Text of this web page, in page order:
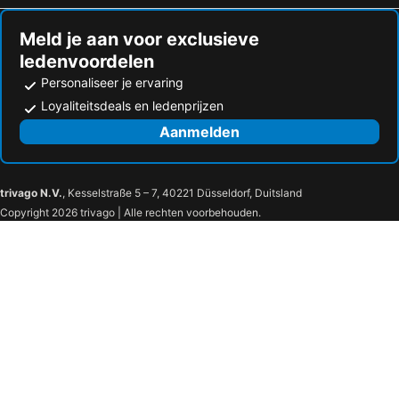
Meld je aan voor exclusieve
ledenvoordelen
Personaliseer je ervaring
Loyaliteitsdeals en ledenprijzen
Aanmelden
trivago N.V., Kesselstraße 5 – 7, 40221 Düsseldorf, Duitsland
Copyright 2026 trivago | Alle rechten voorbehouden.